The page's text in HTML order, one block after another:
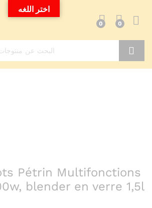
0 0
Pétrin Multifonctions
blender en verre 1,5l
اختر اللغه